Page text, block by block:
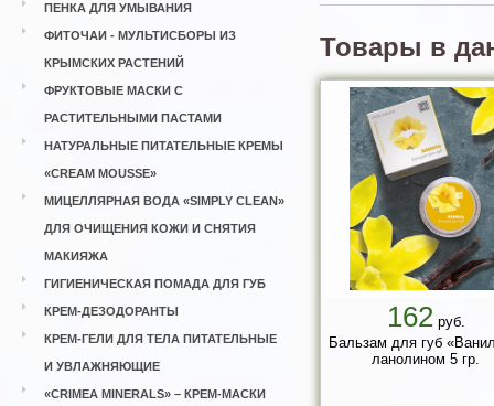
ПЕНКА ДЛЯ УМЫВАНИЯ
ФИТОЧАИ - МУЛЬТИСБОРЫ ИЗ
КРЫМСКИХ РАСТЕНИЙ
ФРУКТОВЫЕ МАСКИ С
РАСТИТЕЛЬНЫМИ ПАСТАМИ
НАТУРАЛЬНЫЕ ПИТАТЕЛЬНЫЕ КРЕМЫ
«CREAM MOUSSE»
МИЦЕЛЛЯРНАЯ ВОДА «SIMPLY CLEAN»
ДЛЯ ОЧИЩЕНИЯ КОЖИ И СНЯТИЯ
МАКИЯЖА
ГИГИЕНИЧЕСКАЯ ПОМАДА ДЛЯ ГУБ
КРЕМ-ДЕЗОДОРАНТЫ
КРЕМ-ГЕЛИ ДЛЯ ТЕЛА ПИТАТЕЛЬНЫЕ
И УВЛАЖНЯЮЩИЕ
«CRIMEA MINERALS» – КРЕМ-МАСКИ
Товары в
162руб.
Бальзам для губ
ланолином 5 гр.